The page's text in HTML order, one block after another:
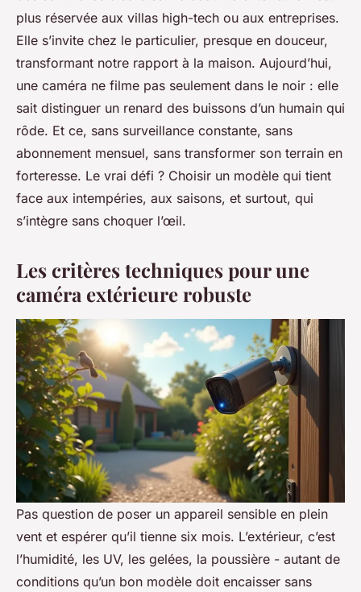
plus réservée aux villas high-tech ou aux entreprises.
Elle s’invite chez le particulier, presque en douceur,
transformant notre rapport à la maison. Aujourd’hui,
une caméra ne filme pas seulement dans le noir : elle
sait distinguer un renard des buissons d’un humain qui
rôde. Et ce, sans surveillance constante, sans
abonnement mensuel, sans transformer son terrain en
forteresse. Le vrai défi ? Choisir un modèle qui tient
face aux intempéries, aux saisons, et surtout, qui
s’intègre sans choquer l’œil.
Les critères techniques pour une
caméra extérieure robuste
Pas question de poser un appareil sensible en plein
vent et espérer qu’il tienne six mois. L’extérieur, c’est
l’humidité, les UV, les gelées, la poussière - autant de
conditions qu’un bon modèle doit encaisser sans